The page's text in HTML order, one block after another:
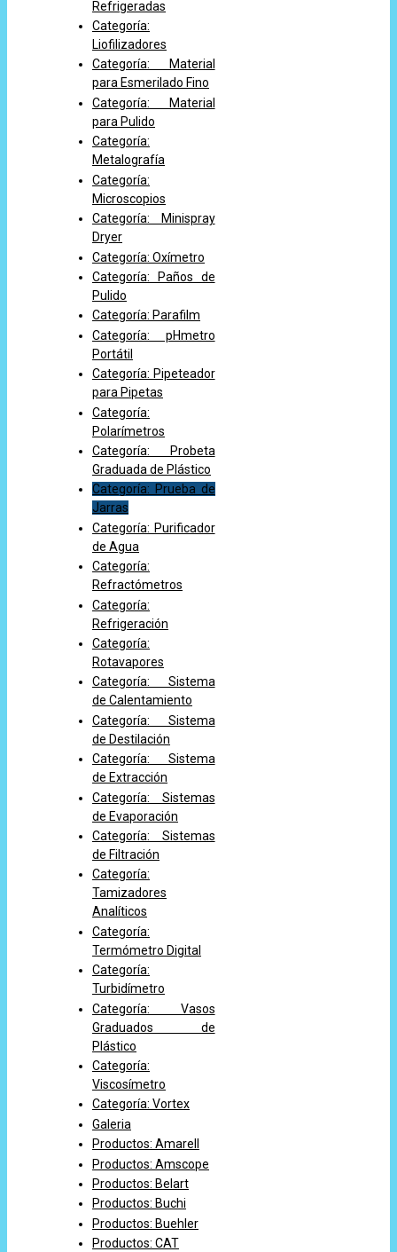
Refrigeradas
Categoría:
Liofilizadores
Categoría: Material
para Esmerilado Fino
Categoría: Material
para Pulido
Categoría:
Metalografía
Categoría:
Microscopios
Categoría: Minispray
Dryer
Categoría: Oxímetro
Categoría: Paños de
Pulido
Categoría: Parafilm
Categoría: pHmetro
Portátil
Categoría: Pipeteador
para Pipetas
Categoría:
Polarímetros
Categoría: Probeta
Graduada de Plástico
Categoría: Prueba de
Jarras
Categoría: Purificador
de Agua
Categoría:
Refractómetros
Categoría:
Refrigeración
Categoría:
Rotavapores
Categoría: Sistema
de Calentamiento
Categoría: Sistema
de Destilación
Categoría: Sistema
de Extracción
Categoría: Sistemas
de Evaporación
Categoría: Sistemas
de Filtración
Categoría:
Tamizadores
Analíticos
Categoría:
Termómetro Digital
Categoría:
Turbidímetro
Categoría: Vasos
Graduados de
Plástico
Categoría:
Viscosímetro
Categoría: Vortex
Galeria
Productos: Amarell
Productos: Amscope
Productos: Belart
Productos: Buchi
Productos: Buehler
Productos: CAT